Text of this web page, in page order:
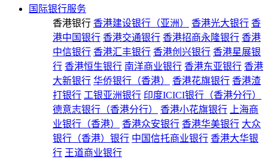
国际银行服务
香港银行 香港建设银行（亚洲） 香港光大银行 香
港中国银行 香港交通银行 香港招商永隆银行 香港
中信银行 香港汇丰银行 香港创兴银行 香港星展银
行 香港恒生银行 南洋商业银行 香港东亚银行 香港
大新银行 华侨银行（香港） 香港花旗银行 香港渣
打银行 工银亚洲银行 印度ICICI银行（香港分行）
德意志银行（香港分行）
香港小花旗银行
上海商
业银行（香港）
香港众安银行 香港华美银行 大众
银行（香港）银行 中国信托商业银行 香港大华银
行 王道商业银行